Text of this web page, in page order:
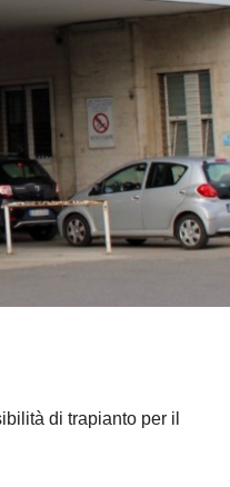
di trapianto per il